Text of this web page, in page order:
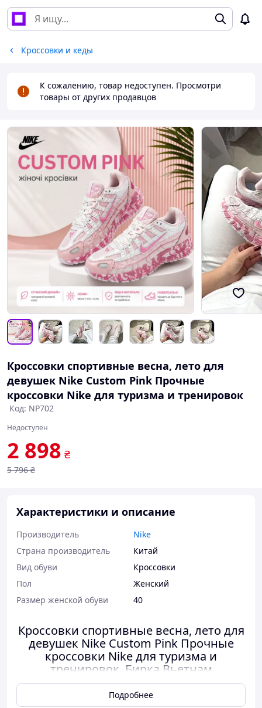
Кроссовки и кеды
К сожалению, товар недоступен. Просмотри
товары от других продавцов
Кроссовки спортивные весна, лето для
девушек Nike Custom Pink Прочные
кроссовки Nike для туризма и тренировок
Код: NP702
Недоступен
2 898 ₴
5 796 ₴
Характеристики и описание
Производитель
Nike
Страна производитель
Китай
Вид обуви
Кроссовки
Пол
Женский
Размер женской обуви
40
Кроссовки спортивные весна, лето для
девушек Nike Custom Pink Прочные
кроссовки Nike для туризма и
тренировок, Бирка Вьетнам
Nike P-6000 Custom Pink женские кроссовки
розовые спортивныеПодробнее